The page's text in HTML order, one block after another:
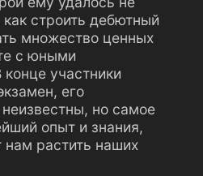
как строить дебютный
множество ценных
с юными
участники
его
неизвестны, но самое
опыт и знания,
нам растить наших